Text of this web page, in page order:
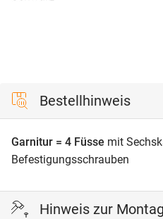
Bestellhinweis
Garnitur = 4 Füsse mit
Befestigungsschrauben
Hinweis zur